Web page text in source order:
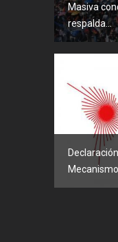
Masiva
respalda...